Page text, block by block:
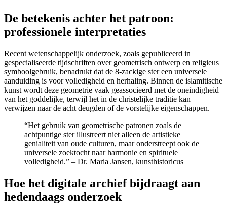
De betekenis achter het patroon:
professionele interpretaties
Recent wetenschappelijk onderzoek, zoals gepubliceerd in
gespecialiseerde tijdschriften over geometrisch ontwerp en religieus
symboolgebruik, benadrukt dat de 8-zackige ster een universele
aanduiding is voor volledigheid en herhaling. Binnen de islamitische
kunst wordt deze geometrie vaak geassocieerd met de oneindigheid
van het goddelijke, terwijl het in de christelijke traditie kan
verwijzen naar de acht deugden of de vorstelijke eigenschappen.
“Het gebruik van geometrische patronen zoals de
achtpuntige ster illustreert niet alleen de artistieke
genialiteit van oude culturen, maar onderstreept ook de
universele zoektocht naar harmonie en spirituele
volledigheid.” – Dr. Maria Jansen, kunsthistoricus
Hoe het digitale archief bijdraagt aan
hedendaags onderzoek